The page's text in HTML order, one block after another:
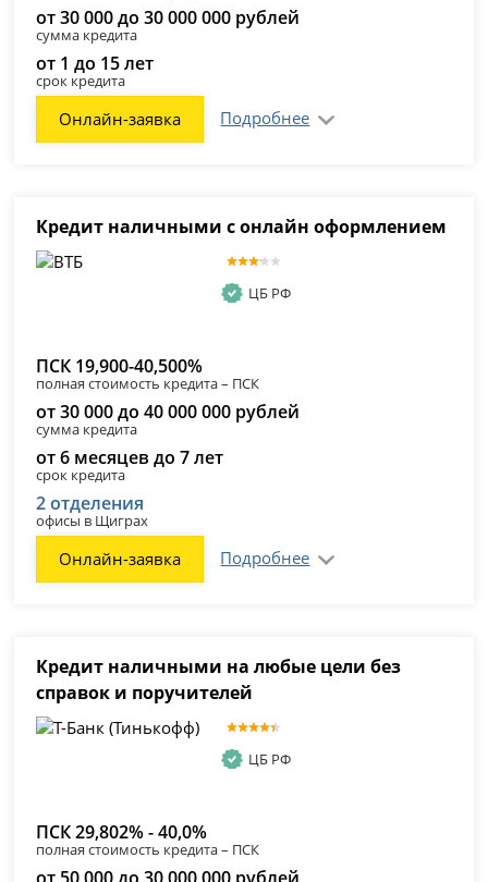
от 30 000 до 30 000 000 рублей
сумма кредита
от 1 до 15 лет
срок кредита
Онлайн-заявка Подробнее
Кредит наличными с онлайн оформлением
ЦБ РФ
ПСК 19,900-40,500%
полная стоимость кредита – ПСК
от 30 000 до 40 000 000 рублей
сумма кредита
от 6 месяцев до 7 лет
срок кредита
2 отделения
офисы в Щиграх
Онлайн-заявка Подробнее
Кредит наличными на любые цели без
справок и поручителей
ЦБ РФ
ПСК 29,802% - 40,0%
полная стоимость кредита – ПСК